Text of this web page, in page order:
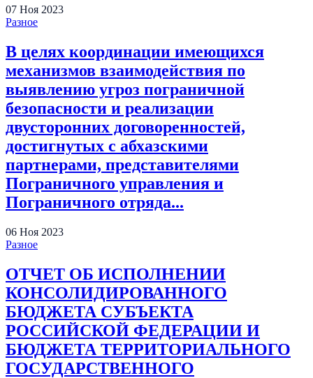
07 Ноя 2023
Разное
В целях координации имеющихся
механизмов взаимодействия по
выявлению угроз пограничной
безопасности и реализации
двусторонних договоренностей,
достигнутых с абхазскими
партнерами, представителями
Пограничного управления и
Пограничного отряда...
06 Ноя 2023
Разное
ОТЧЕТ ОБ ИСПОЛНЕНИИ
КОНСОЛИДИРОВАННОГО
БЮДЖЕТА СУБЪЕКТА
РОССИЙСКОЙ ФЕДЕРАЦИИ И
БЮДЖЕТА ТЕРРИТОРИАЛЬНОГО
ГОСУДАРСТВЕННОГО